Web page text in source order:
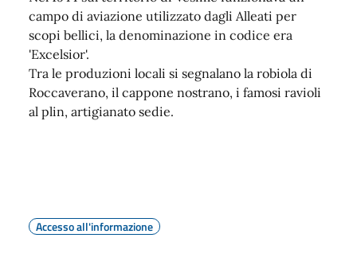
campo di aviazione utilizzato dagli Alleati per
scopi bellici, la denominazione in codice era
'Excelsior'.
Tra le produzioni locali si segnalano la robiola di
Roccaverano, il cappone nostrano, i famosi ravioli
al plin, artigianato sedie.
Accesso all'informazione